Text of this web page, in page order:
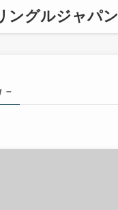
ングルジャパン
–